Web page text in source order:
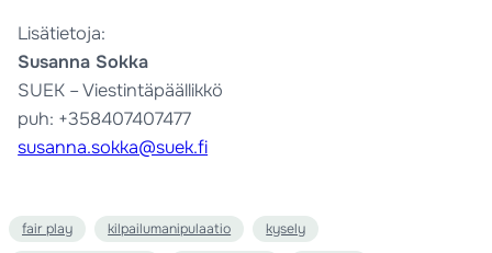
Lisätietoja:
Susanna Sokka
SUEK – Viestintäpäällikkö
puh: +358407407477
susanna.sokka@suek.fi
fair play kilpailumanipulaatio kysely